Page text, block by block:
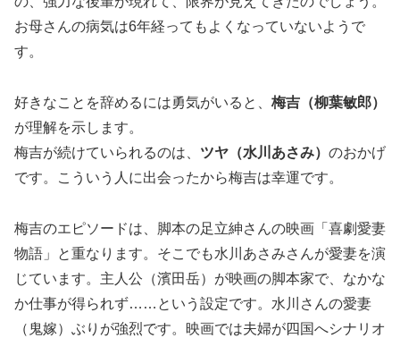
お母さんの病気は6年経ってもよくなっていないようで
す。
好きなことを辞めるには勇気がいると、 梅吉（柳葉敏郎）
が理解を示します。
梅吉が続けていられるのは、 ツヤ（水川あさみ） のおかげ
です。こういう人に出会ったから梅吉は幸運です。
梅吉のエピソードは、脚本の足立紳さんの映画「喜劇愛妻
物語」と重なります。そこでも水川あさみさんが愛妻を演
じています。主人公（濱田岳）が映画の脚本家で、なかな
か仕事が得られず……という設定です。水川さんの愛妻
（鬼嫁）ぶりが強烈です。映画では夫婦が四国へシナリオ